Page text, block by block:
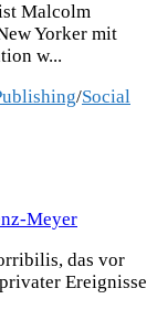
Malcolm
Yorker mit
w...
/Social
Meyer
das vor
Ereignisse